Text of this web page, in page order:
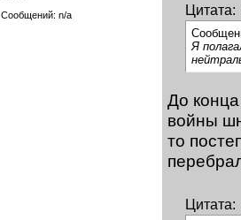
Сообщений: n/a
Цитата:
Я
До
войны
то
Цитата: